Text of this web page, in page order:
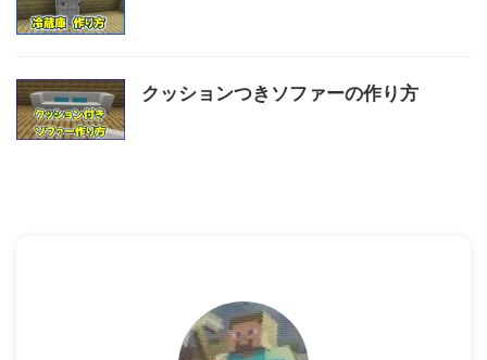
クッションつきソファーの作り方